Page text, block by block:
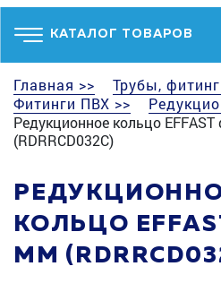
КАТАЛОГ ТОВАРОВ
Главная >>
Трубы,
Фитинги ПВХ >>
Редукционное кольцо
(RDRRCD032C)
КОЛЬЦО
ММ